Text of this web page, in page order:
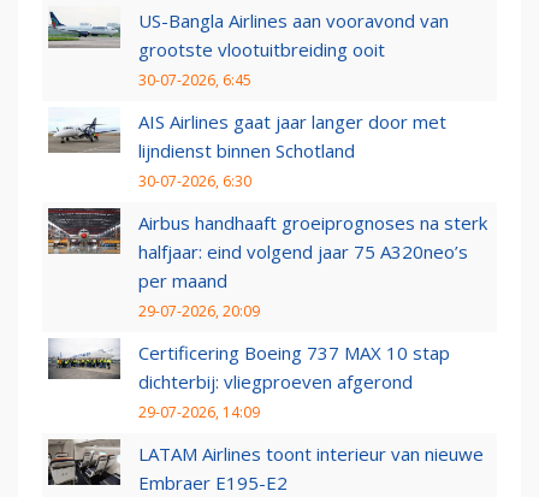
US-Bangla Airlines aan vooravond van
grootste vlootuitbreiding ooit
30-07-2026, 6:45
AIS Airlines gaat jaar langer door met
lijndienst binnen Schotland
30-07-2026, 6:30
Airbus handhaaft groeiprognoses na sterk
halfjaar: eind volgend jaar 75 A320neo’s
per maand
29-07-2026, 20:09
Certificering Boeing 737 MAX 10 stap
dichterbij: vliegproeven afgerond
29-07-2026, 14:09
LATAM Airlines toont interieur van nieuwe
Embraer E195-E2